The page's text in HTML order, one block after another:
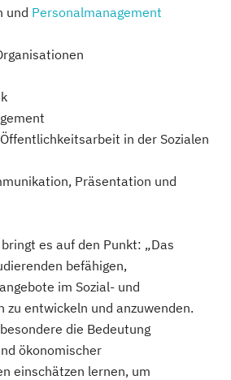
und Personalmanagement
in der Sozialen
Präsentation und
es auf den Punkt: „Das
befähigen,
im Sozial- und
zu entwickeln und anzuwenden.
die Bedeutung
ökonomischer
einschätzen lernen, um